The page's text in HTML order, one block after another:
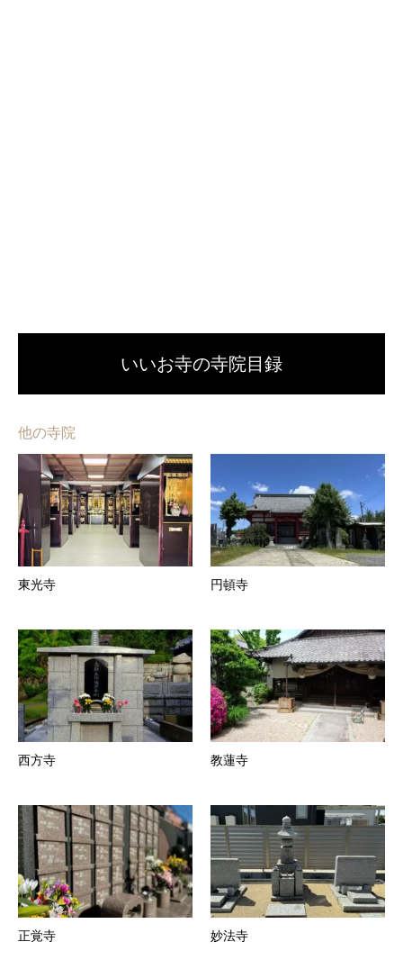
いいお寺の寺院目録
他の寺院
東光寺 円頓寺
西方寺 教蓮寺
正覚寺 妙法寺